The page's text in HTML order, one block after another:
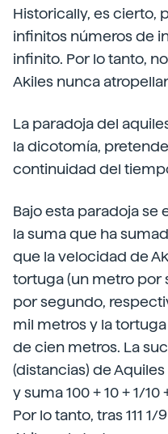
Historically, es cierto,
infinitos números de
infinito. Por lo tanto,
Akiles nunca
La paradoja del
la dicotomía,
continuidad del
Bajo esta paradoja
la suma que ha
que la velocidad de
tortuga (un metro
por segundo,
mil metros y la
de cien metros. La
(distancias) de Aquiles
y suma 100 + 10 + 1/10 +
Por lo tanto, tras 111